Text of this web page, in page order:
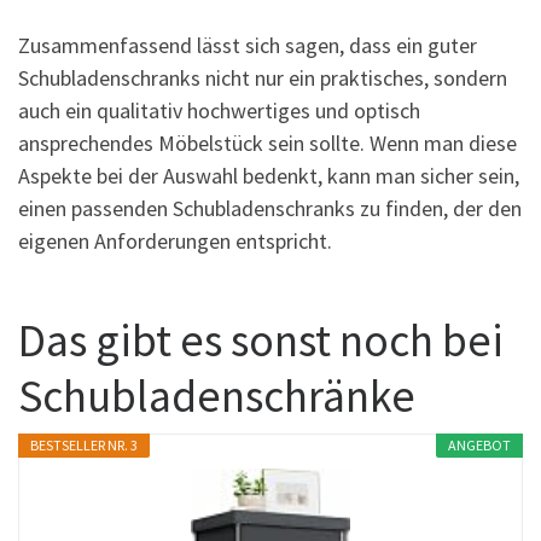
Zusammenfassend lässt sich sagen, dass ein guter
Schubladenschranks nicht nur ein praktisches, sondern
auch ein qualitativ hochwertiges und optisch
ansprechendes Möbelstück sein sollte. Wenn man diese
Aspekte bei der Auswahl bedenkt, kann man sicher sein,
einen passenden Schubladenschranks zu finden, der den
eigenen Anforderungen entspricht.
Das gibt es sonst noch bei
Schubladenschränke
ANGEBOT
BESTSELLER NR. 3